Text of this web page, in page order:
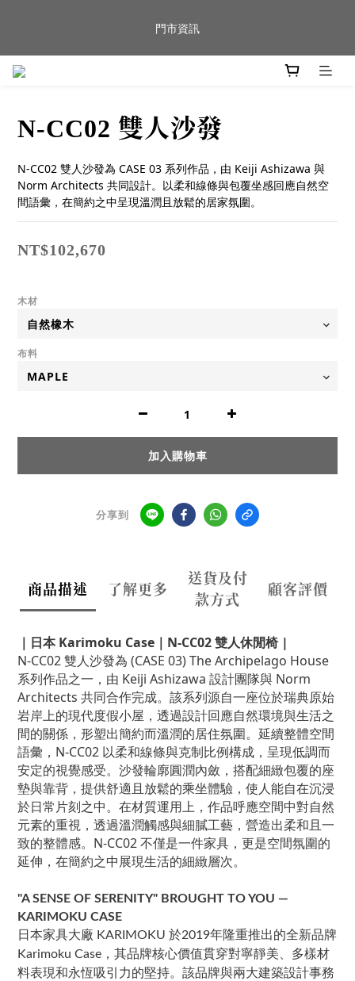
群門市展示中✨
門市資訊
新品到貨｜日本燈具品牌 Ambientec 年度新品 Barcarolle 臺中樂
N-CC02 雙人沙發
N-CC02 雙人沙發為 CASE 03 系列作品，由 Keiji Ashizawa 與
Norm Architects 共同設計。以柔和線條與包覆坐感回應自然空
間語彙，在簡約之中呈現溫潤且放鬆的居家氛圍。
NT$102,670
木材
布料
加入購物車
分享到
商品描述 了解更多
送貨及付
款方式
顧客評價
｜日本 Karimoku Case｜N-CC02 雙人休閒椅 |
N-CC02 雙人沙發為 (CASE 03) The Archipelago House
系列作品之一，由 Keiji Ashizawa 設計團隊與 Norm
Architects 共同合作完成。該系列源自一座位於瑞典原始
岩岸上的現代度假小屋，透過設計回應自然環境與生活之
間的關係，形塑出簡約而溫潤的居住氛圍。延續整體空間
語彙，N-CC02 以柔和線條與克制比例構成，呈現低調而
安定的視覺感受。沙發輪廓圓潤內斂，搭配細緻包覆的座
墊與靠背，提供舒適且放鬆的乘坐體驗，使人能自在沉浸
於日常片刻之中。在材質運用上，作品呼應空間中對自然
元素的重視，透過溫潤觸感與細膩工藝，營造出柔和且一
致的整體感。N-CC02 不僅是一件家具，更是空間氛圍的
延伸，在簡約之中展現生活的細緻層次。
"A SENSE OF SERENITY" BROUGHT TO YOU —
KARIMOKU CASE
日本家具大廠 KARIMOKU 於2019年隆重推出的全新品牌
Karimoku Case，其品牌核心價值貫穿對寧靜美、多樣材
料表現和永恆吸引力的堅持。該品牌與兩大建築設計事務